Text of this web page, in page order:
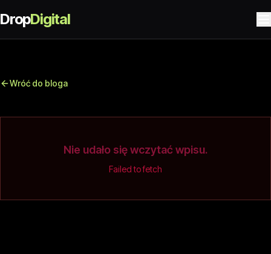
DropDigital
Wróć do bloga
Nie udało się wczytać wpisu.
Failed to fetch